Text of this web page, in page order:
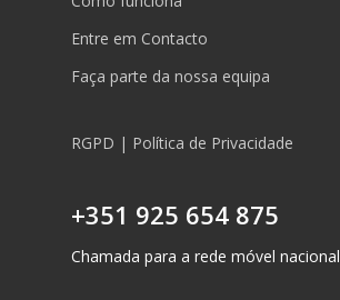
Entre em Contacto
Faça parte da nossa equipa
RGPD | Política de Privacidade
+351 925 654 875
Chamada para a rede móvel nacional